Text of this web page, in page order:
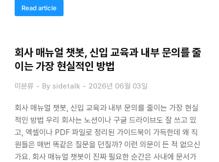
Read article
회사 매뉴얼 챗봇, 신입 교육과 내부 문의를 줄
이는 가장 현실적인 방법
미분류 By sidetalk 2026년 06월 03일
회사 매뉴얼 챗봇, 신입 교육과 내부 문의를 줄이는 가장 현실
적인 방법 우리 회사는 노션이나 구글 드라이브도 잘 쓰고 있
고, 엑셀이나 PDF 파일로 정리된 가이드북이 가득한데 왜 직
원들은 매번 똑같은 질문을 던질까? 이런 의문이 든 적 없으신
가요. 회사 매뉴얼 챗봇이 진짜 필요한 순간은 사내에 문서가